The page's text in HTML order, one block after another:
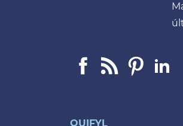
FacebookLinkedin
QUIFYL